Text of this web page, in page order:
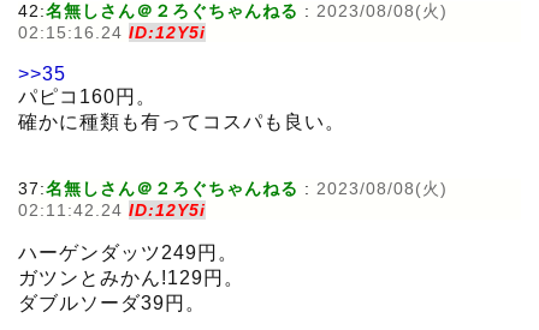
42:名無しさん＠２ろぐちゃんねる : 2023/08/08(火)
02:15:16.24 ID:12Y5i
>>35
パピコ160円。
確かに種類も有ってコスパも良い。
37:名無しさん＠２ろぐちゃんねる : 2023/08/08(火)
02:11:42.24 ID:12Y5i
ハーゲンダッツ249円。
ガツンとみかん!129円。
ダブルソーダ39円。